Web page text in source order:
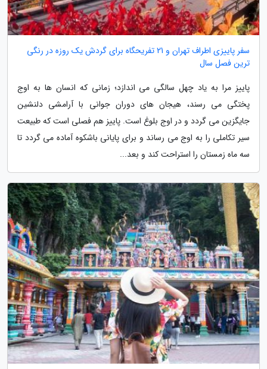
سفر پاییزی اطراف تهران و 21 تفریحگاه برای گردش یک روزه در رنگی
ترین فصل سال
پاییز مرا به یاد چهل سالگی می اندازد؛ زمانی که انسان ها به اوج
پختگی می رسند، هیجان های دوران جوانی با آرامشی دلنشین
جایگزین می گردد و در اوج بلوغ است. پاییز هم فصلی است که طبیعت
سیر تکاملی را به اوج می رساند و برای پایانی باشکوه آماده می گردد تا
سه ماه زمستان را استراحت کند و بعد...